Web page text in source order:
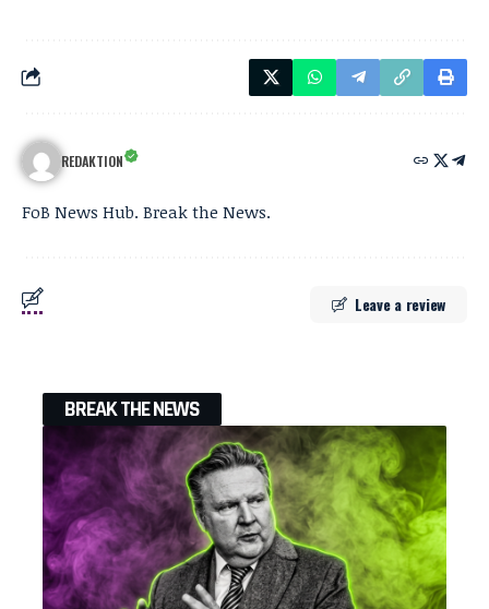
REDAKTION
FoB News Hub. Break the News.
Leave a review
BREAK THE NEWS